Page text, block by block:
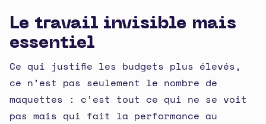
Le travail invisible mais
essentiel
Ce qui justifie les budgets plus élevés,
ce n’est pas seulement le nombre de
maquettes : c’est tout ce qui ne se voit
pas mais qui fait la performance au